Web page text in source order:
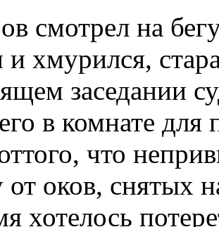
смотрел на
и хмурился,
заседании
в комнате
что
от оков, снятых
хотелось